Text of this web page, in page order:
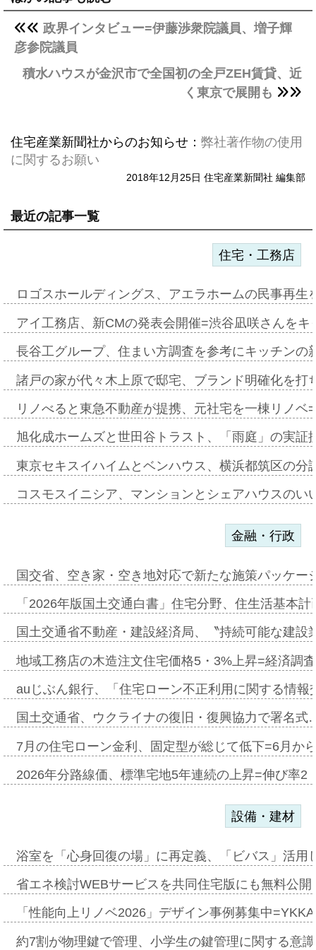
政界インタビュー=伊藤渉衆院議員、増子輝
彦参院議員
積水ハウスが金沢市で全国初の全戸ZEH賃貸、近
く東京で展開も
住宅産業新聞社からのお知らせ： 弊社著作物の使用
に関するお願い
2018年12月25日 住宅産業新聞社 編集部
最近の記事一覧
住宅・工務店
ロゴスホールディングス、アエラホームの民事再
アイ工務店、新CMの発表会開催=渋谷凪咲さんを
長谷工グループ、住まい方調査を参考にキッチン
諸戸の家が代々木上原で邸宅、ブランド明確化を
リノべると東急不動産が提携、元社宅を一棟リノ
旭化成ホームズと世田谷トラスト、「雨庭」の実
東京セキスイハイムとベンハウス、横浜都筑区の
コスモスイニシア、マンションとシェアハウスの
金融・行政
国交省、空き家・空き地対応で新たな施策パッケ
「2026年版国土交通白書」住宅分野、住生活基本
国土交通省不動産・建設経済局、〝持続可能な建
地域工務店の木造注文住宅価格5・3%上昇=経済調
auじぶん銀行、「住宅ローン不正利用に関する情
国土交通省、ウクライナの復旧・復興協力で署名
7月の住宅ローン金利、固定型が総じて低下=6月か
2026年分路線価、標準宅地5年連続の上昇=伸び率
設備・建材
浴室を「心身回復の場」に再定義、「ビバス」活
省エネ検討WEBサービスを共同住宅版にも無料公
「性能向上リノベ2026」デザイン事例募集中
約7割が物理鍵で管理、小学生の鍵管理に関する意